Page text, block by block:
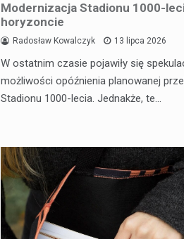
Modernizacja Stadionu 1000-
horyzoncie
Radosław Kowalczyk 13 lipca 2026
W ostatnim czasie pojawiły się
możliwości opóźnienia planowanej
Stadionu 1000-lecia. Jednakże, te…